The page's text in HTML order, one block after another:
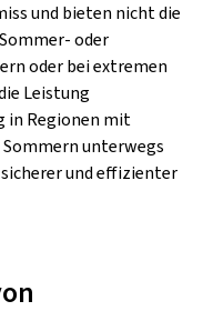
und bieten nicht die
oder
oder bei extremen
Leistung
in Regionen mit
unterwegs
und effizienter